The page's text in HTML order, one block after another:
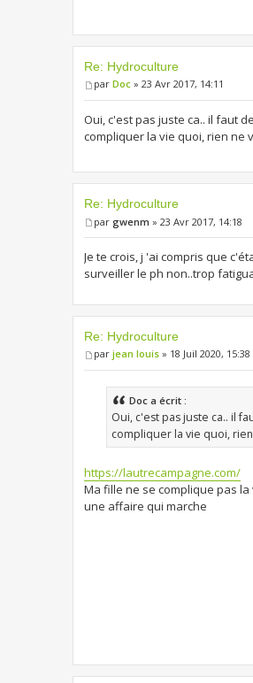
Re: Hydroculture
par Doc » 23 Avr 2017, 14:11
Oui, c'est pas juste ca.. il faut
compliquer la vie quoi, rien ne
Re: Hydroculture
par gwenm » 23 Avr 2017, 14:18
Je te crois, j 'ai compris que
surveiller le ph non..trop
Re: Hydroculture
par jean louis » 18 Juil 2020, 15:38
Doc a écrit :
Oui, c'est pas juste ca.. il
compliquer la vie quoi,
https://lautrecampagne.com/
Ma fille ne se complique pas
une affaire qui marche